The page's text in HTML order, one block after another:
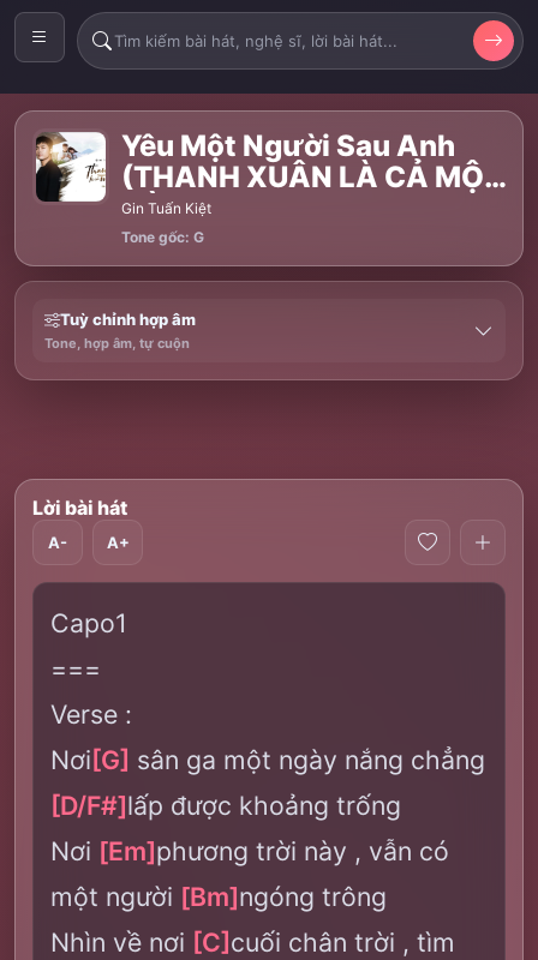
Yêu Một Người Sau Anh
(THANH XUÂN LÀ CẢ MỘT
ĐỜI)
Gin Tuấn Kiệt
Tone gốc: G
Tuỳ chỉnh hợp âm
Tone, hợp âm, tự cuộn
Lời bài hát
A- A+
Capo1
===
Verse :
Nơi[G] sân ga một ngày nắng chẳng
[D/F#]lấp được khoảng trống
Nơi [Em]phương trời này , vẫn có
một người [Bm]ngóng trông
Nhìn về nơi [C]cuối chân trời , tìm